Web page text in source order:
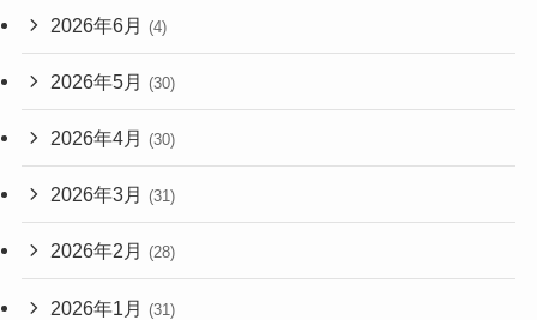
2026年6月 (4)
2026年5月 (30)
2026年4月 (30)
2026年3月 (31)
2026年2月 (28)
2026年1月 (31)